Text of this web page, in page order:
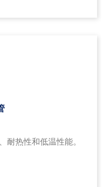
耐热性和低温性能。